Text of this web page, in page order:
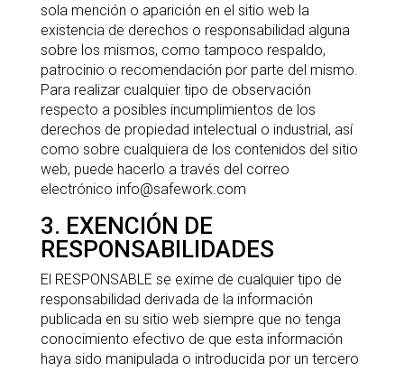
sola mención o aparición en el sitio web la
existencia de derechos o responsabilidad alguna
sobre los mismos, como tampoco respaldo,
patrocinio o recomendación por parte del mismo.
Para realizar cualquier tipo de observación
respecto a posibles incumplimientos de los
derechos de propiedad intelectual o industrial, así
como sobre cualquiera de los contenidos del sitio
web, puede hacerlo a través del correo
electrónico info@safework.com
3. EXENCIÓN DE
RESPONSABILIDADES
El RESPONSABLE se exime de cualquier tipo de
responsabilidad derivada de la información
publicada en su sitio web siempre que no tenga
conocimiento efectivo de que esta información
haya sido manipulada o introducida por un tercero